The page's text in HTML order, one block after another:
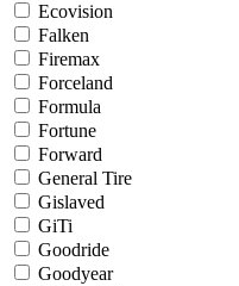
Ecovision
Falken
Firemax
Forceland
Formula
Fortune
Forward
General Tire
Gislaved
GiTi
Goodride
Goodyear